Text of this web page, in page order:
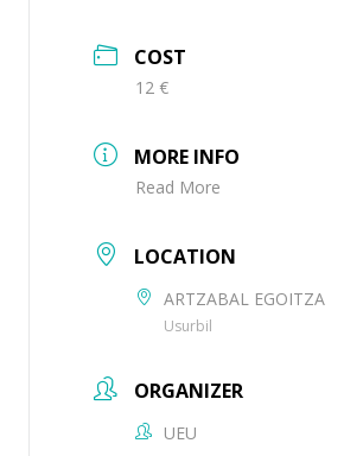
COST
12 €
MORE INFO
Read More
LOCATION
ARTZABAL EGOITZA
Usurbil
ORGANIZER
UEU